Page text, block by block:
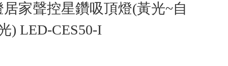
家聲控星鑽吸頂燈(黃光~自
) LED-CES50-I